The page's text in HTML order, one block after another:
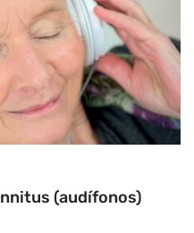
(audífonos)